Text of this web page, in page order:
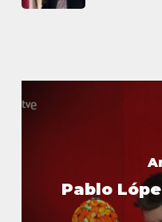
Pablo